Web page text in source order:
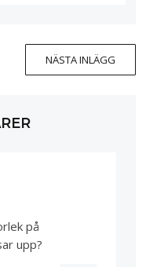
NÄSTA INLÄGG
på
upp?